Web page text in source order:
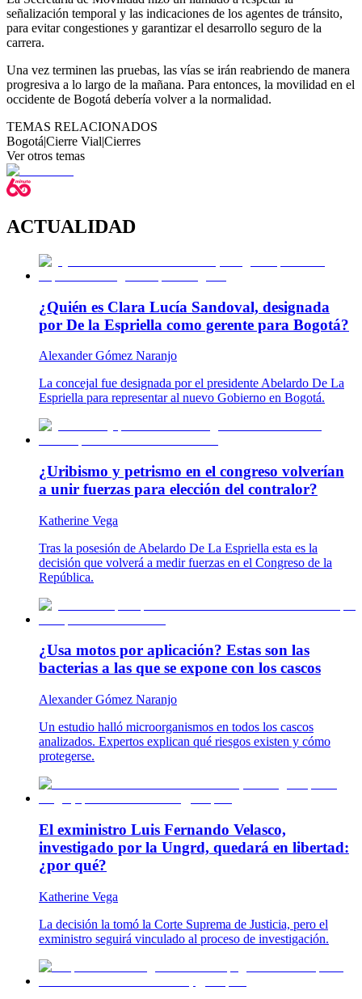
señalización temporal y las indicaciones de los agentes de tránsito,
para evitar congestiones y garantizar el desarrollo seguro de la
carrera.
Una vez terminen las pruebas, las vías se irán reabriendo de manera
progresiva a lo largo de la mañana. Para entonces, la movilidad en el
occidente de Bogotá debería volver a la normalidad.
TEMAS RELACIONADOS
Bogotá|Cierre Vial|Cierres
Ver otros temas
ACTUALIDAD
¿Quién es Clara Lucía Sandoval, designada
por De la Espriella como gerente para Bogotá?
Alexander Gómez Naranjo
La concejal fue designada por el presidente Abelardo De La
Espriella para representar al nuevo Gobierno en Bogotá.
¿Uribismo y petrismo en el congreso volverían
a unir fuerzas para elección del contralor?
Katherine Vega
Tras la posesión de Abelardo De La Espriella esta es la
decisión que volverá a medir fuerzas en el Congreso de la
República.
¿Usa motos por aplicación? Estas son las
bacterias a las que se expone con los cascos
Alexander Gómez Naranjo
Un estudio halló microorganismos en todos los cascos
analizados. Expertos explican qué riesgos existen y cómo
protegerse.
El exministro Luis Fernando Velasco,
investigado por la Ungrd, quedará en libertad:
¿por qué?
Katherine Vega
La decisión la tomó la Corte Suprema de Justicia, pero el
exministro seguirá vinculado al proceso de investigación.